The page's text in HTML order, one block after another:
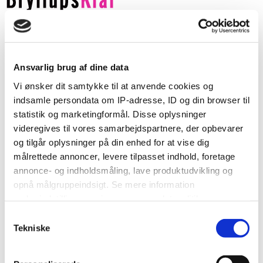
Ansvarlig brug af dine data
Vi ønsker dit samtykke til at anvende cookies og
indsamle persondata om IP-adresse, ID og din browser til
statistik og marketingformål. Disse oplysninger
videregives til vores samarbejdspartnere, der opbevarer
og tilgår oplysninger på din enhed for at vise dig
målrettede annoncer, levere tilpasset indhold, foretage
annonce- og indholdsmåling, lave produktudvikling og
opnå målgruppeindsigt. Se mere information
Hvis du tillader det, vil vi også gerne:
Indsamle præcise oplysninger om din placering, der
Tekniske
SHOP TILL YOU DROP
Artikler
Brudekjoler
DIY
Annoncør
Indkøb
Artikler
Bryllupsforum
Brudekjoler
DIY
Tools
Annoncør